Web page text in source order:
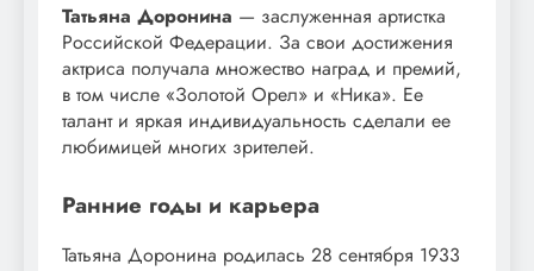
Татьяна Доронина — заслуженная артистка
Российской Федерации. За свои достижения
актриса получала множество наград и премий,
в том числе «Золотой Орел» и «Ника». Ее
талант и яркая индивидуальность сделали ее
любимицей многих зрителей.
Ранние годы и карьера
Татьяна Доронина родилась 28 сентября 1933